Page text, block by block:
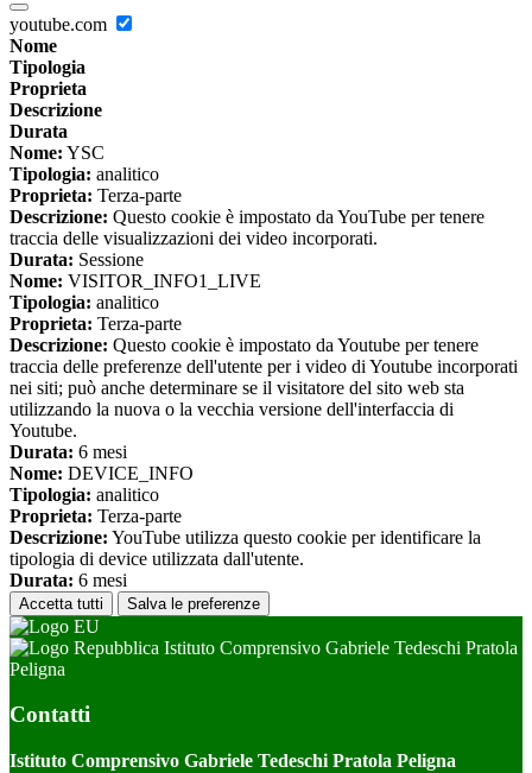
youtube.com
Nome
Tipologia
Proprieta
Descrizione
Durata
Nome: YSC
Tipologia: analitico
Proprieta: Terza-parte
Descrizione: Questo cookie è impostato da YouTube per tenere
traccia delle visualizzazioni dei video incorporati.
Durata: Sessione
Nome: VISITOR_INFO1_LIVE
Tipologia: analitico
Proprieta: Terza-parte
Descrizione: Questo cookie è impostato da Youtube per tenere
traccia delle preferenze dell'utente per i video di Youtube incorporati
nei siti; può anche determinare se il visitatore del sito web sta
utilizzando la nuova o la vecchia versione dell'interfaccia di
Youtube.
Durata: 6 mesi
Nome: DEVICE_INFO
Tipologia: analitico
Proprieta: Terza-parte
Descrizione: YouTube utilizza questo cookie per identificare la
tipologia di device utilizzata dall'utente.
Durata: 6 mesi
Accetta tutti Salva le preferenze
Istituto Comprensivo Gabriele Tedeschi Pratola
Peligna
Contatti
Istituto Comprensivo Gabriele Tedeschi Pratola Peligna